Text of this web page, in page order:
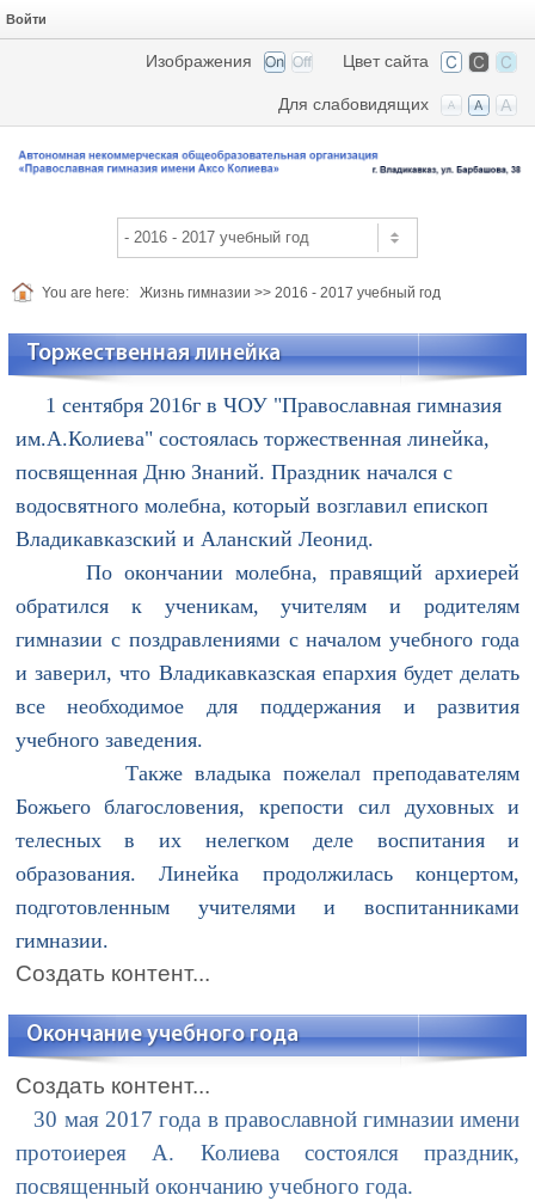
Войти
Цвет сайта
Изображения
Для слабовидящих
You are here: Жизнь гимназии >> 2016 - 2017 учебный год
Торжественная линейка
1 сентября 2016г в ЧОУ "Православная гимназия
им.А.Колиева" состоялась торжественная линейка,
посвященная Дню Знаний. Праздник начался с
водосвятного молебна, который возглавил епископ
Владикавказский и Аланский Леонид.
По окончании молебна, правящий архиерей
обратился к ученикам, учителям и родителям
гимназии с поздравлениями с началом учебного года
и заверил, что Владикавказская епархия будет делать
все необходимое для поддержания и развития
учебного заведения.
Также владыка пожелал преподавателям
Божьего благословения, крепости сил духовных и
телесных в их нелегком деле воспитания и
образования. Линейка продолжилась концертом,
подготовленным учителями и воспитанниками
гимназии.
Создать контент...
Окончание учебного года
Создать контент...
30 мая 2017 года в православной гимназии имени
протоиерея А. Колиева состоялся праздник,
посвященный окончанию учебного года.